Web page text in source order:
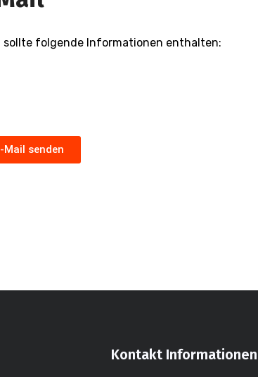
sollte folgende Informationen enthalten:
Mail senden
Kontakt Informationen